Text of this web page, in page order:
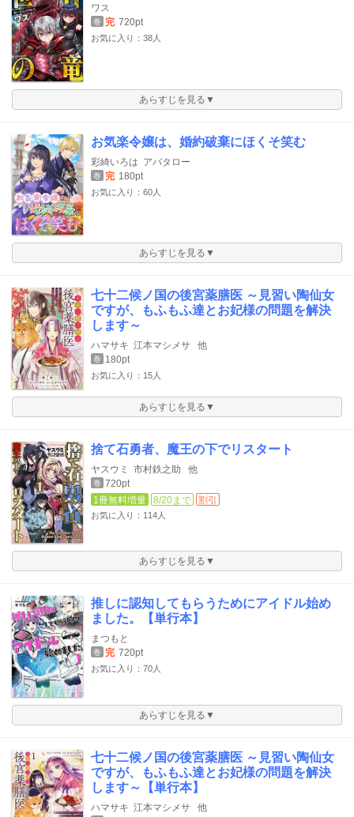
ワス
巻 完 720pt
お気に入り：38人
あらすじを見る▼
お気楽令嬢は、婚約破棄にほくそ笑む
彩綺いろは アバタロー
巻 完 180pt
お気に入り：60人
あらすじを見る▼
七十二候ノ国の後宮薬膳医 ～見習い陶仙女
ですが、もふもふ達とお妃様の問題を解決
します～
ハマサキ 江本マシメサ 他
巻 180pt
お気に入り：15人
あらすじを見る▼
捨て石勇者、魔王の下でリスタート
ヤスウミ 市村鉄之助 他
巻 720pt
1冊無料増量
8/20まで 割引
お気に入り：114人
あらすじを見る▼
推しに認知してもらうためにアイドル始め
ました。【単行本】
まつもと
巻 完 720pt
お気に入り：70人
あらすじを見る▼
七十二候ノ国の後宮薬膳医 ～見習い陶仙女
ですが、もふもふ達とお妃様の問題を解決
します～【単行本】
ハマサキ 江本マシメサ 他